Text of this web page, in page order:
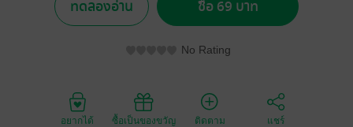
ทดลองอ่าน ซื้อ 69 บาท
No Rating
อยากได้ ซื้อเป็นของขวัญ ติดตาม แชร์